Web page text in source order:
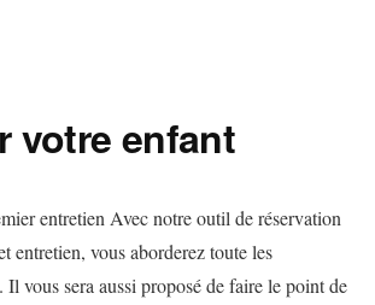
votre enfant
entretien Avec notre outil de réservation
entretien, vous aborderez toute les
Il vous sera aussi proposé de faire le point de